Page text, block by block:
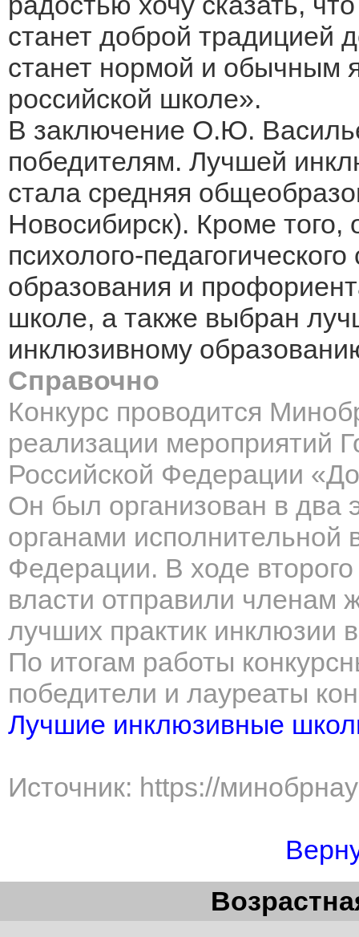
станет доброй традицией
станет нормой и обычным
российской школе».
В заключение О.Ю.
победителям. Лучшей
стала средняя
Новосибирск). Кроме
психолого-
образования и
школе, а также выбран
инклюзивному
Справочно
Конкурс проводится
реализации мероприятий
Российской Федерации
Он был организован в два
органами исполнительной
Федерации. В ходе
власти отправили членам
лучших практик инклюзии
По итогам работы
победители и лауреаты
Лучшие инклюзивные
Источник: https://